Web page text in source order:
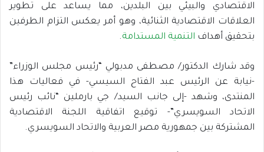
الاقتصادي والبيئي بين البلدين، مما يساعد على تطوير
العلاقات الاقتصادية الثنائية، وهو أمر يعكس التزام الطرفين
بتحقيق أهداف التنمية المستدامة.
وقد شارك الدكتور/ مصطفى مدبولي “رئيس مجلس الوزراء”
-نيابة عن الرئيس عبد الفتاح السيسي- في فعاليات هذا
المنتدى، وشهد -إلى جانب السيد/ جي بارملين “نائب رئيس
الاتحاد السويسري”- توقيع اتفاقية اللجنة الاقتصادية
المشتركة بين جمهورية مصر العربية والاتحاد السويسري.